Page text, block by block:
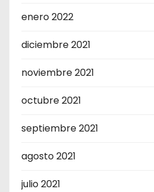
enero 2022
diciembre 2021
noviembre 2021
octubre 2021
septiembre 2021
agosto 2021
julio 2021